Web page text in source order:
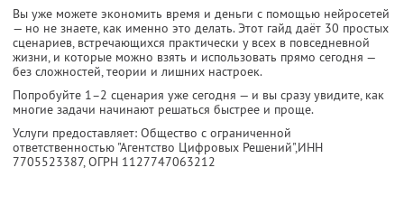
Вы уже можете экономить время и деньги с помощью нейросетей
— но не знаете, как именно это делать. Этот гайд даёт 30 простых
сценариев, встречающихся практически у всех в повседневной
жизни, и которые можно взять и использовать прямо сегодня —
без сложностей, теории и лишних настроек.
Попробуйте 1–2 сценария уже сегодня — и вы сразу увидите, как
многие задачи начинают решаться быстрее и проще.
Услуги предоставляет: Общество с ограниченной
ответственностью "Агентство Цифровых Решений",ИНН
7705523387, ОГРН 1127747063212